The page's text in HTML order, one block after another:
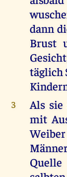
dann
Brust
täglich
3
Als sie
mit